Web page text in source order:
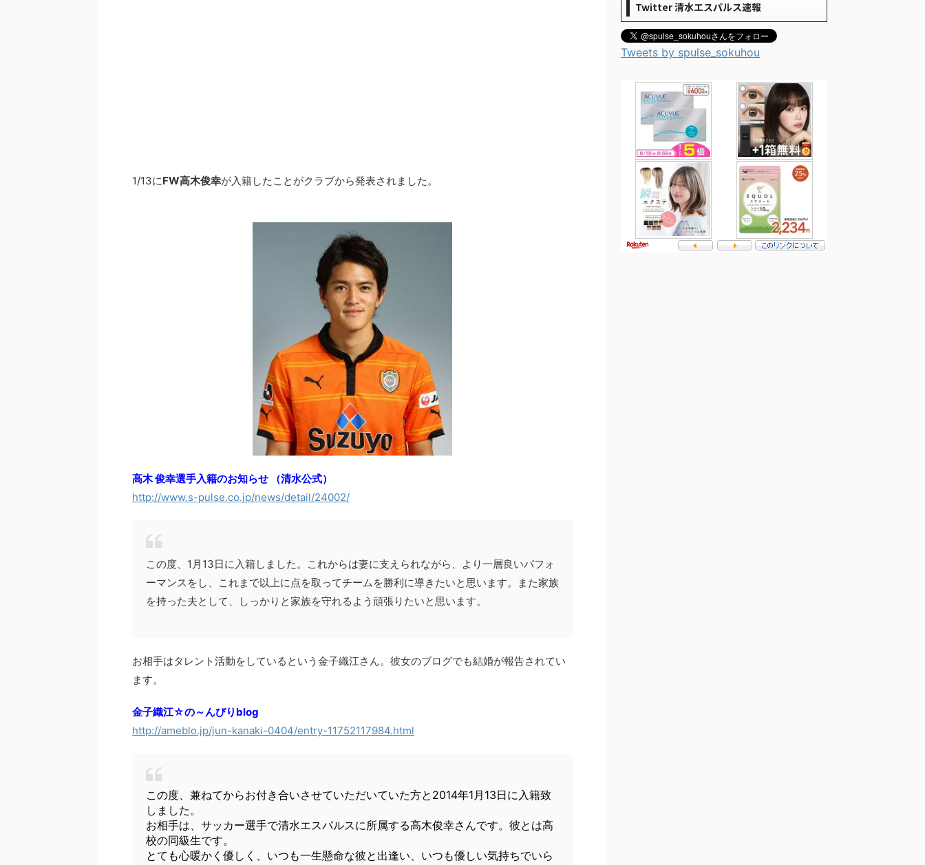
1/13にFW高木俊幸が入籍したことがクラブから発表されました。
高木 俊幸選手入籍のお知らせ （清水公式）
http://www.s-pulse.co.jp/news/detail/24002/
この度、1月13日に入籍しました。これからは妻に支えられながら、より一層良いパフォ
ーマンスをし、これまで以上に点を取ってチームを勝利に導きたいと思います。また家族
を持った夫として、しっかりと家族を守れるよう頑張りたいと思います。
お相手はタレント活動をしているという金子織江さん。彼女のブログでも結婚が報告されてい
ます。
金子織江☆の～んびりblog
http://ameblo.jp/jun-kanaki-0404/entry-11752117984.html
この度、兼ねてからお付き合いさせていただいていた方と2014年1月13日に入籍致
しました。
お相手は、サッカー選手で清水エスパルスに所属する高木俊幸さんです。彼とは高
校の同級生です。
とても心暖かく優しく、いつも一生懸命な彼と出逢い、いつも優しい気持ちでいら
Twitter 清水エスパルス速報
Tweets by spulse_sokuhou